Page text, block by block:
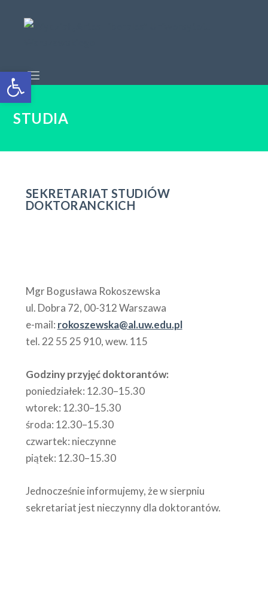
Open toolbar
STUDIA
SEKRETARIAT STUDIÓW
DOKTORANCKICH
Mgr Bogusława Rokoszewska
ul. Dobra 72, 00-312 Warszawa
e-mail: rokoszewska@al.uw.edu.pl
tel. 22 55 25 910, wew. 115
Godziny przyjęć doktorantów:
poniedziałek: 12.30–15.30
wtorek: 12.30–15.30
środa: 12.30–15.30
czwartek: nieczynne
piątek: 12.30–15.30
Jednocześnie informujemy, że w sierpniu
sekretariat jest nieczynny dla doktorantów.